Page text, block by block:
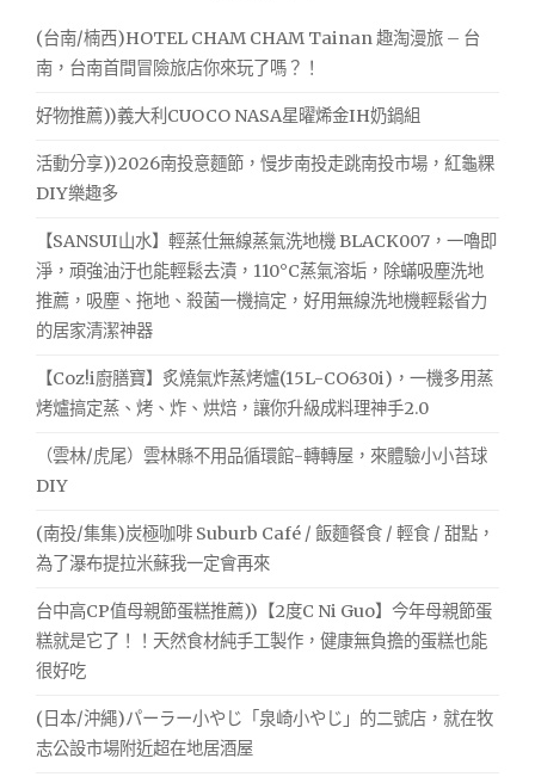
(台南/楠西)HOTEL CHAM CHAM Tainan 趣淘漫旅 – 台
南，台南首間冒險旅店你來玩了嗎？！
好物推薦))義大利CUOCO NASA星曜烯金IH奶鍋組
活動分享))2026南投意麵節，慢步南投走跳南投市場，紅龜粿
DIY樂趣多
【SANSUI山水】輕蒸仕無線蒸氣洗地機 BLACK007，一嚕即
淨，頑強油汙也能輕鬆去漬，110°C蒸氣溶垢，除蟎吸塵洗地
推薦，吸塵、拖地、殺菌一機搞定，好用無線洗地機輕鬆省力
的居家清潔神器
【Coz!i廚膳寶】炙燒氣炸蒸烤爐(15L-CO630i)，一機多用蒸
烤爐搞定蒸、烤、炸、烘焙，讓你升級成料理神手2.0
（雲林/虎尾）雲林縣不用品循環館-轉轉屋，來體驗小小苔球
DIY
(南投/集集)炭極咖啡 Suburb Café / 飯麵餐食 / 輕食 / 甜點，
為了瀑布提拉米蘇我一定會再來
台中高CP值母親節蛋糕推薦))【2度C Ni Guo】今年母親節蛋
糕就是它了！！天然食材純手工製作，健康無負擔的蛋糕也能
很好吃
(日本/沖繩)パーラー小やじ「泉崎小やじ」的二號店，就在牧
志公設市場附近超在地居酒屋